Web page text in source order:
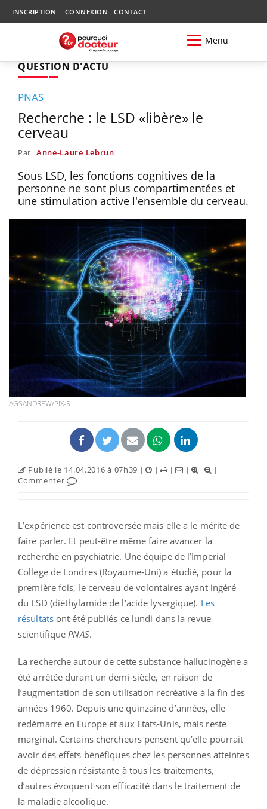
INSCRIPTION CONNEXION CONTACT
Menu
QUESTION D'ACTU
PNAS
Recherche : le LSD «libère» le
cerveau
Par Anne-Laure Lebrun
Sous LSD, les fonctions cognitives de la
personne ne sont plus compartimentées et
une stimulation active l'ensemble du cerveau.
AGSANDREW/PIX-5
Publié le 14.04.2016 à 07h39 | | | |
|
Commenter
L’expérience est controversée mais elle a le mérite de
faire parler. Et peut-être même faire avancer la
recherche en psychiatrie. Une équipe de l’Imperial
College de Londres (Royaume-Uni) a étudié, pour la
première fois, le cerveau de volontaires ayant ingéré
du LSD (diéthylamide de l’acide lysergique). Les
résultatsont été publiés ce lundi dans la revue
scientifique PNAS.
La recherche autour de cette substance hallucinogène a
été arrêtée durant un demi-siècle, en raison de
l’augmentation de son utilisation récréative à la fin des
années 1960. Depuis une quinzaine d’années, elle
redémarre en Europe et aux Etats-Unis, mais reste
marginal. Certains chercheurs pensent qu’elle pourrait
avoir des effets bénéfiques chez les personnes atteintes
de dépression résistante à tous les traitements,
d’autres évoquent son efficacité dans le traitement de
la maladie alcoolique.